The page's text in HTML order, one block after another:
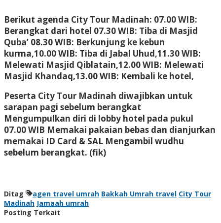
Berikut agenda City Tour Madinah: 07.00 WIB:
Berangkat dari hotel 07.30 WIB: Tiba di Masjid
Quba’ 08.30 WIB: Berkunjung ke kebun
kurma,10.00 WIB: Tiba di Jabal Uhud,11.30 WIB:
Melewati Masjid Qiblatain,12.00 WIB: Melewati
Masjid Khandaq,13.00 WIB: Kembali ke hotel,
Peserta City Tour Madinah diwajibkan untuk
sarapan pagi sebelum berangkat
Mengumpulkan diri di lobby hotel pada pukul
07.00 WIB Memakai pakaian bebas dan dianjurkan
memakai ID Card & SAL Mengambil wudhu
sebelum berangkat. (fik)
Ditag agen travel umrah Bakkah Umrah travel City Tour
Madinah Jamaah umrah
Posting Terkait